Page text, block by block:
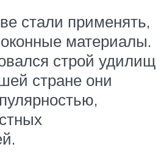
стали применять,
материалы.
строй удилищ
стране они